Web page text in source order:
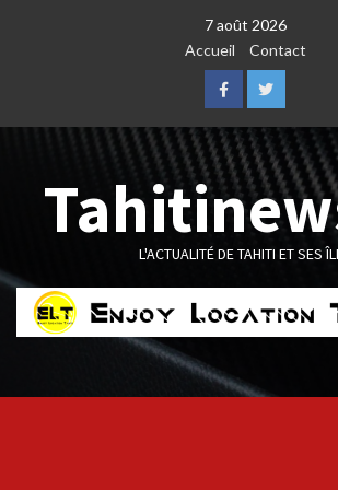
7 août 2026
Accueil
Contact
FacebookTwitter
L'ACTUALITÉ DE TAHITI ET SES